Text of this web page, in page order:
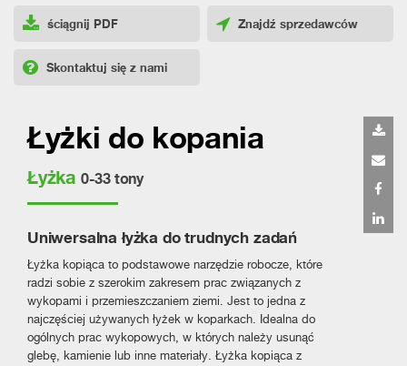
ściągnij PDF Znajdź sprzedawców
Skontaktuj się z nami
Łyżki do kopania
Łyżka 0-33 tony
Uniwersalna łyżka do trudnych zadań
Łyżka kopiąca to podstawowe narzędzie robocze, które
radzi sobie z szerokim zakresem prac związanych z
wykopami i przemieszczaniem ziemi. Jest to jedna z
najczęściej używanych łyżek w koparkach. Idealna do
ogólnych prac wykopowych, w których należy usunąć
glebę, kamienie lub inne materiały. Łyżka kopiąca z